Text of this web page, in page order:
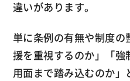
違いがあります。
単に条例の有無や制度
援を重視するのか」「
用面まで踏み込むのか